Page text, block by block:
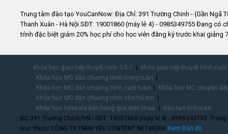
Trung tâm đào tạo YouCanNow: Địa Chỉ: 391 Trường Chinh - (Gần Ngã
Thanh Xuân - Hà Nội SĐT: 19001860 (máy lẻ 4) - 0985349755 Đang có
trình đặc biệt giảm 20% học phí cho học viên đăng ký trước khai giảng
Khóa học giao tiếp thuyết trình 3-5-7
Khóa giao tiếp thuyết trình
Khóa học MC dẫn chương trình trong tuần
Khóa học MC dẫn chương trình cuối tuần
Khóa học MC chuyên
Khóa học MC dẫn chương trình cho trẻ em
Khóa học telesale bán hàng qua điện thoại
Đào tạo In-house
ĐC:391 Trường Chinh/HN - SĐT: 19001860 (máy lẻ 4) - 0985349755.
trực thuộc CÔNG TY TNHH YÊU CONTENT NETWORK.Xem Bản đồ